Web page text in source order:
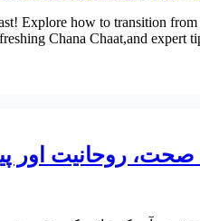
Explore how to transition
Chana Chaat,and